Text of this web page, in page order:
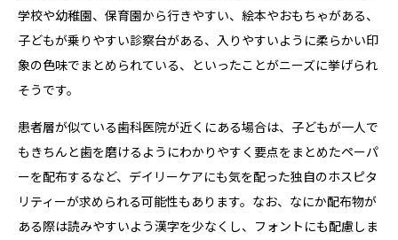
学校や幼稚園、保育園から行きやすい、絵本やおもちゃがある、
子どもが乗りやすい診察台がある、入りやすいように柔らかい印
象の色味でまとめられている、といったことがニーズに挙げられ
そうです。
患者層が似ている歯科医院が近くにある場合は、子どもが一人で
もきちんと歯を磨けるようにわかりやすく要点をまとめたペーパ
ーを配布するなど、デイリーケアにも気を配った独自のホスピタ
リティーが求められる可能性もあります。なお、なにか配布物が
ある際は読みやすいよう漢字を少なくし、フォントにも配慮しま